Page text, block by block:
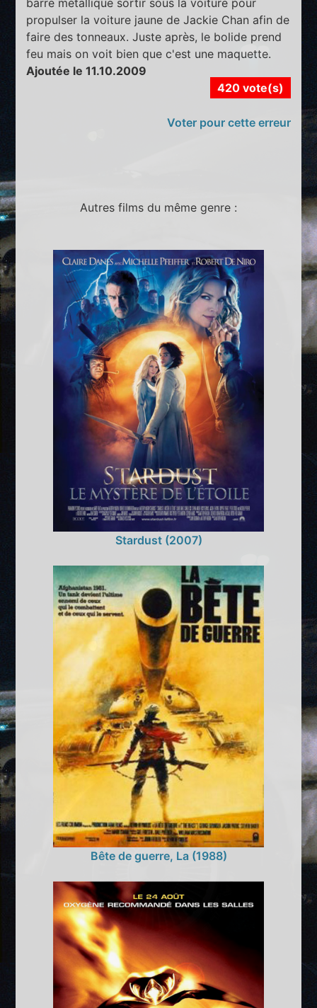
propulser la voiture jaune de Jackie Chan afin de
faire des tonneaux. Juste après, le bolide prend
feu mais on voit bien que c'est une maquette.
Ajoutée le 11.10.2009
420 vote(s)
Voter pour cette erreur
Autres films du même genre :
Stardust (2007)
Bête de guerre, La (1988)